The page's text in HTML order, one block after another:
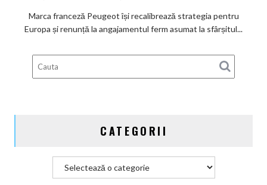
a
electric
până
modele
Marca franceză Peugeot își recalibrează strategia pentru
Europa și renunță la angajamentul ferm asumat la sfârșitul...
CATEGORII